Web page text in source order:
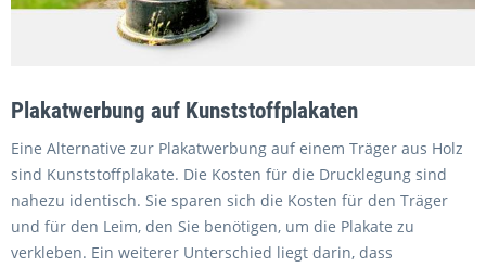
Plakatwerbung auf Kunststoffplakaten
Eine Alternative zur Plakatwerbung auf einem Träger aus Holz
sind Kunststoffplakate. Die Kosten für die Drucklegung sind
nahezu identisch. Sie sparen sich die Kosten für den Träger
und für den Leim, den Sie benötigen, um die Plakate zu
verkleben. Ein weiterer Unterschied liegt darin, dass